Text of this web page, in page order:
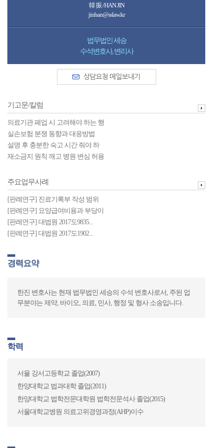
법무법인 세승
수석변호사, 의사
의료기관 업무로 상병발생시 업무
상 재...
“인보사케이주”와 관련한 민간실손
보험...
안과 백내장 수술과 관련한 민간실
손보...
국세기본법 개정안을 통해 살펴본
요양...
주요업무사례
2016 - 저술 및 논문
2016 - 행정소송 주요업무사례
2016 - 형사사건 주요업무사례
2016 - 민사소송 주요업무사례
무한 바 있습니다. 현재 법무법인 세승의 구성원 변호사로서, 주
된 업무분야는 의료민사, 의료형사, 의료행정, 의료기관 자문입
울산대학교 의과대학 의학과(의학사)(2001.3~2007.2)
고려대학교 법학전문대학원(법학전문석사)(2010.3~2013.2)
울산대학교 일반대학원 의학석사학위 취득(세부전공: 인문사회
법무법인 세승 변호사
도 ...
병원 이름을 정할 때 주의할 점
미성년자의 성형수술, 법정대리인
의 명...
공사소음관련 분쟁, 어떻게 해결하
면 ...
주요업무사례
2016 - 형사사건 주요업무사례
2016 - 민사소송 주요업무사례
2016 - 의료소송 주요업무사례
경력요약
조우선 변호사는 현재 법무법인 세승의 구성원 변호사로서, 주된
2007 고려대학교 법과대학 졸업
자격
韓 振 /HAN JIN
jinhan@sslaw.kr
법무법인 세승
수석변호사, 변리사
기고문/칼럼
의료기관 폐업 시 고려해야 하는 행
정...
실손보험 분쟁 동향과 대응방법
설명 후 충분한 숙고 시간 줘야 하
는...
재소금지 원칙 깨고 병원 변심 허용
주요업무사례
[판례연구] 진료기록부 작성 범위
관...
[판례연구] 요양급여비용과 부당이
득에...
[판례연구] 대법원 2017도9835...
[판례연구] 대법원 2017도1902...
경력요약
한진 변호사는 현재 법무법인 세승의 수석 변호사로서, 주된 업
무분야는 제약, 바이오, 의료, 민사, 행정 및 형사 소송입니다.
학력
서울 강서고등학교 졸업(2007)
한양대학교 법과대학 졸업(2011)
한양대학교 법학전문대학원 법학전문석사 졸업(2015)
서울대학교병원 의료고위경영과정(AHP)이수